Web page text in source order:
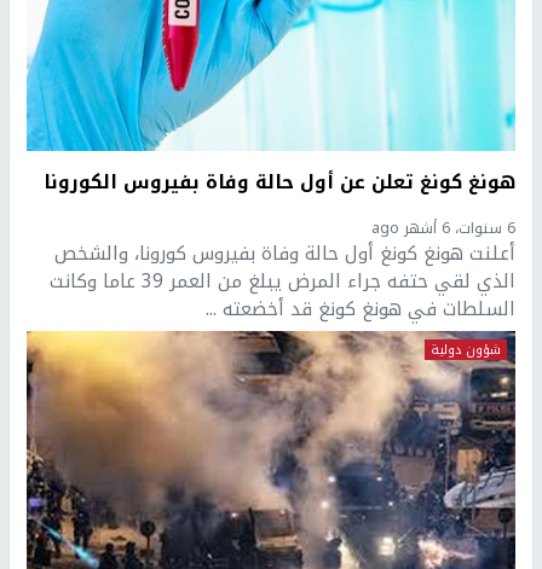
هونغ كونغ تعلن عن أول حالة وفاة بفيروس الكورونا
6 سنوات، 6 أشهر ago
أعلنت هونغ كونغ أول حالة وفاة بفيروس كورونا، والشخص
الذي لقي حتفه جراء المرض يبلغ من العمر 39 عاما وكانت
السلطات في هونغ كونغ قد أخضعته ...
شؤون دولية